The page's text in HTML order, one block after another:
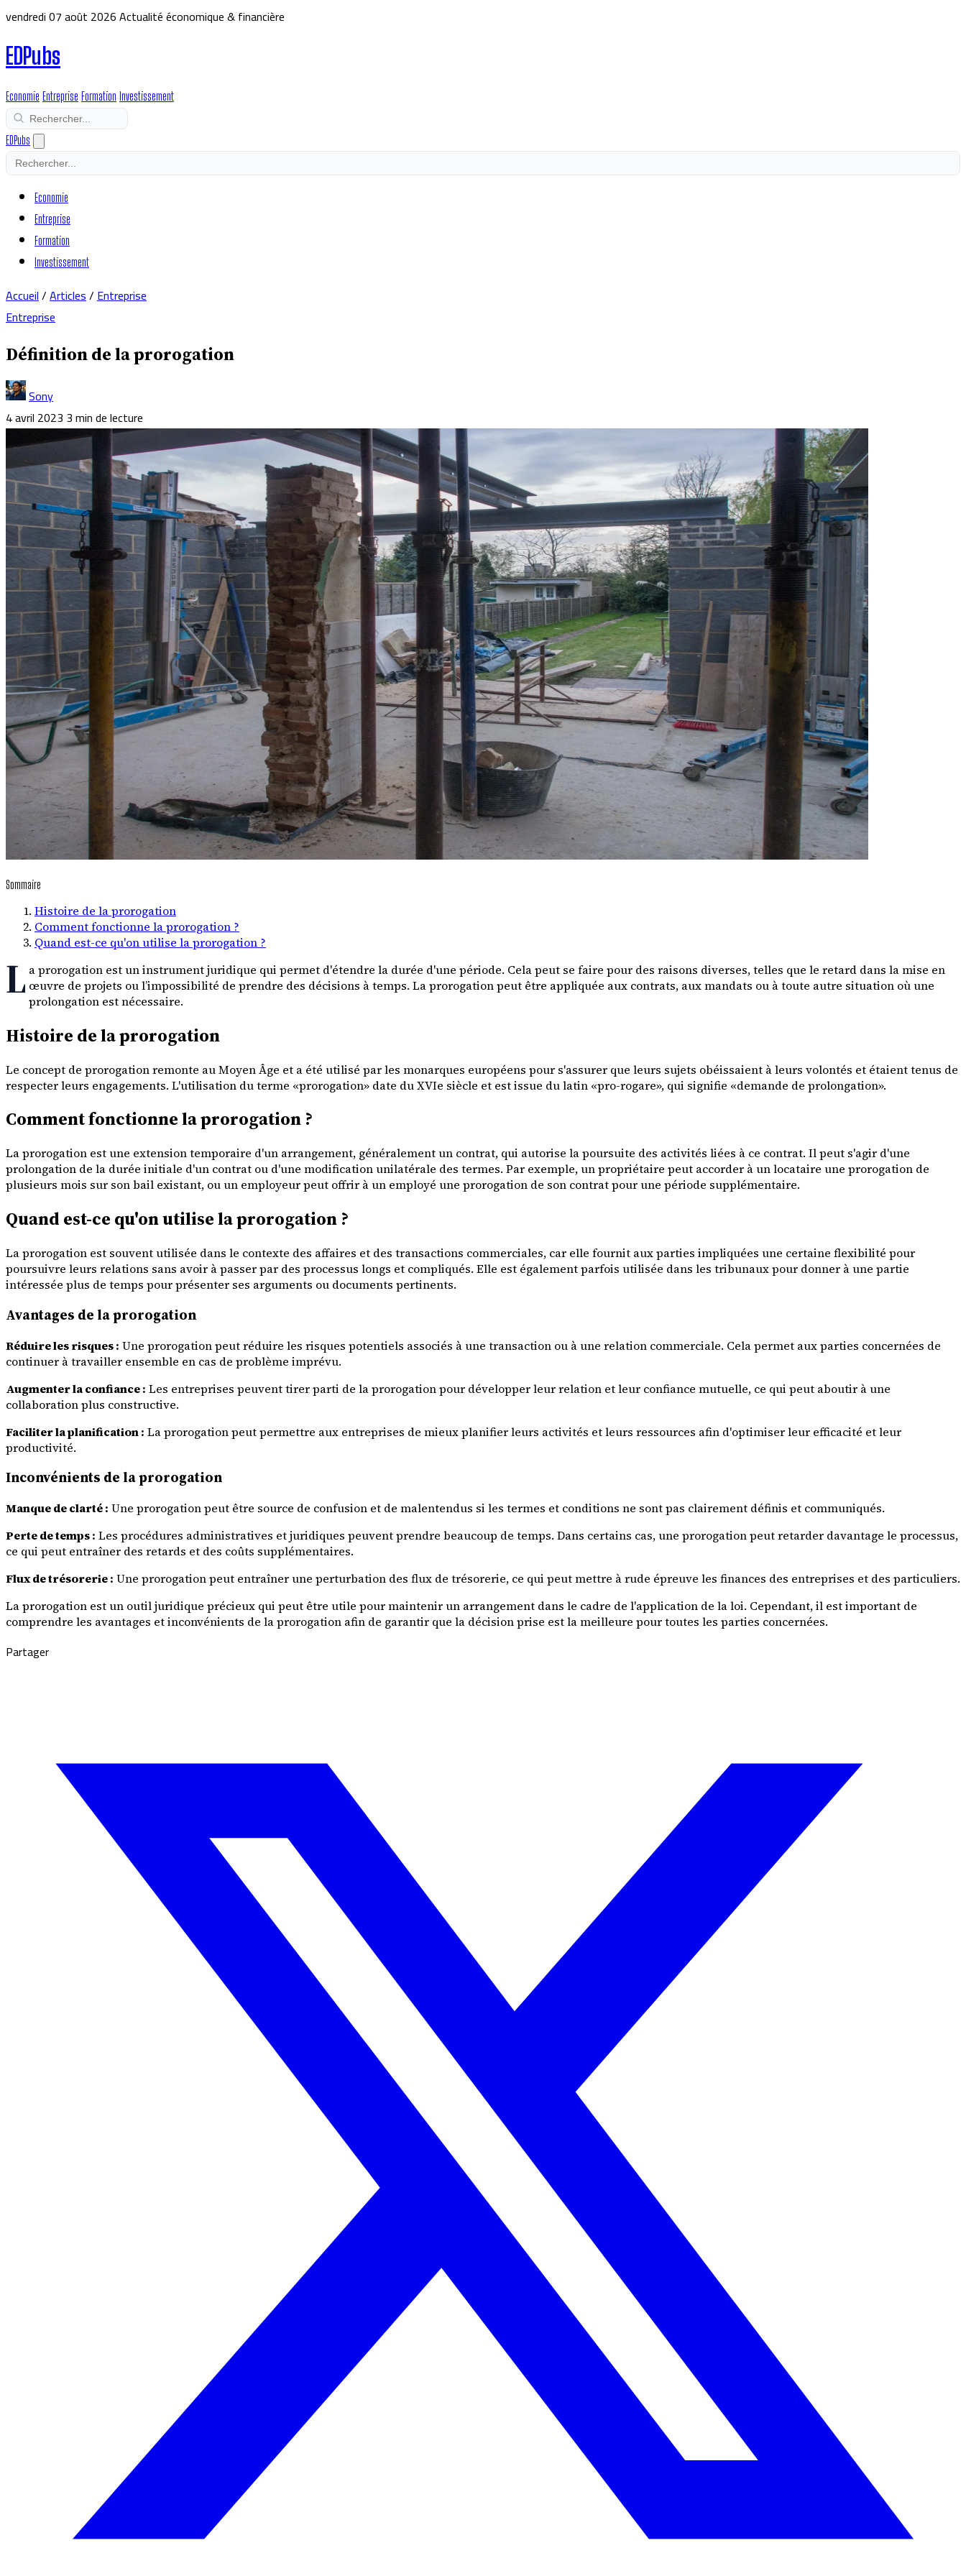
vendredi 07 août 2026Actualité économique & financière
EDPubs
Economie Entreprise Formation Investissement
EDPubs
Economie
Entreprise
Formation
Investissement
Accueil/Articles/Entreprise
Entreprise
Définition de la prorogation
Sony
4 avril 2023 3 min de lecture
Sommaire
Histoire de la prorogation
Comment fonctionne la prorogation ?
Quand est-ce qu'on utilise la prorogation ?
L a prorogation est un instrument juridique qui permet d'étendre la durée d'une période. Cela peut se faire pour des raisons diverses, telles que le retard dans la mise en
œuvre de projets ou l’impossibilité de prendre des décisions à temps. La prorogation peut être appliquée aux contrats, aux mandats ou à toute autre situation où une
prolongation est nécessaire.
Histoire de la prorogation
Le concept de prorogation remonte au Moyen Âge et a été utilisé par les monarques européens pour s'assurer que leurs sujets obéissaient à leurs volontés et étaient tenus de
respecter leurs engagements. L'utilisation du terme «prorogation» date du XVIe siècle et est issue du latin «pro-rogare», qui signifie «demande de prolongation».
Comment fonctionne la prorogation ?
La prorogation est une extension temporaire d'un arrangement, généralement un contrat, qui autorise la poursuite des activités liées à ce contrat. Il peut s'agir d'une
prolongation de la durée initiale d'un contrat ou d'une modification unilatérale des termes. Par exemple, un propriétaire peut accorder à un locataire une prorogation de
plusieurs mois sur son bail existant, ou un employeur peut offrir à un employé une prorogation de son contrat pour une période supplémentaire.
Quand est-ce qu'on utilise la prorogation ?
La prorogation est souvent utilisée dans le contexte des affaires et des transactions commerciales, car elle fournit aux parties impliquées une certaine flexibilité pour
poursuivre leurs relations sans avoir à passer par des processus longs et compliqués. Elle est également parfois utilisée dans les tribunaux pour donner à une partie
intéressée plus de temps pour présenter ses arguments ou documents pertinents.
Avantages de la prorogation
Réduire les risques : Une prorogation peut réduire les risques potentiels associés à une transaction ou à une relation commerciale. Cela permet aux parties concernées de
continuer à travailler ensemble en cas de problème imprévu.
Augmenter la confiance : Les entreprises peuvent tirer parti de la prorogation pour développer leur relation et leur confiance mutuelle, ce qui peut aboutir à une
collaboration plus constructive.
Faciliter la planification : La prorogation peut permettre aux entreprises de mieux planifier leurs activités et leurs ressources afin d'optimiser leur efficacité et leur
productivité.
Inconvénients de la prorogation
Manque de clarté : Une prorogation peut être source de confusion et de malentendus si les termes et conditions ne sont pas clairement définis et communiqués.
Perte de temps : Les procédures administratives et juridiques peuvent prendre beaucoup de temps. Dans certains cas, une prorogation peut retarder davantage le processus,
ce qui peut entraîner des retards et des coûts supplémentaires.
Flux de trésorerie : Une prorogation peut entraîner une perturbation des flux de trésorerie, ce qui peut mettre à rude épreuve les finances des entreprises et des particuliers.
La prorogation est un outil juridique précieux qui peut être utile pour maintenir un arrangement dans le cadre de l'application de la loi. Cependant, il est important de
comprendre les avantages et inconvénients de la prorogation afin de garantir que la décision prise est la meilleure pour toutes les parties concernées.
Partager